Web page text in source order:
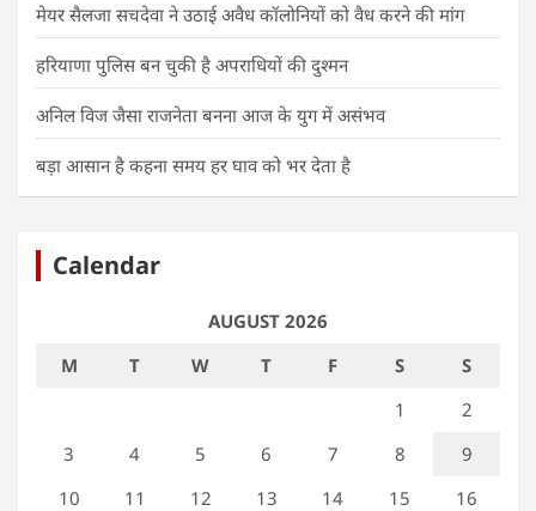
मेयर सैलजा सचदेवा ने उठाई अवैध कॉलोनियों को वैध करने की मांग
हरियाणा पुलिस बन चुकी है अपराधियों की दुश्मन
अनिल विज जैसा राजनेता बनना आज के युग में असंभव
बड़ा आसान है कहना समय हर घाव को भर देता है
Calendar
AUGUST 2026
M
T W T F S
S
1
2
3
4 5 6 7 8
9
10
11 12 13 14 15 16